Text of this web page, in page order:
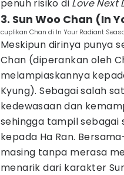
penuh risiko di Love Next
3. Sun Woo Chan (In
cuplikan Chan di In Your Radiant
Meskipun dirinya punya
Chan (diperankan oleh
melampiaskannya
Kyung). Sebagai salah
kedewasaan dan
sehingga tampil sebagai
kepada Ha Ran.
masing tanpa merasa
menarik dari karakter